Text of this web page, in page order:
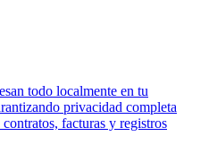
todo localmente en tu
privacidad completa
facturas y registros